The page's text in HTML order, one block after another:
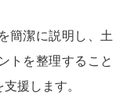
簡潔に説明し、土
トを整理すること
援します。